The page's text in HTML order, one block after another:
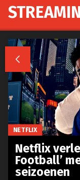

NETFLIX
Netflix
Football’
seizoenen